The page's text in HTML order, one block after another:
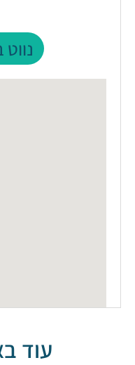
נווט ב- WAZE
עוד באיזור